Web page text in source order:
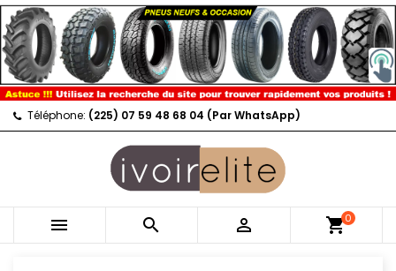
Téléphone: (225) 07 59 48 68 04 (Par WhatsApp)
   shopping_cart0